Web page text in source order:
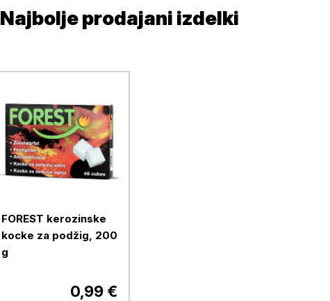
Najbolje prodajani izdelki
FOREST kerozinske
kocke za podžig, 200
g
0,99 €